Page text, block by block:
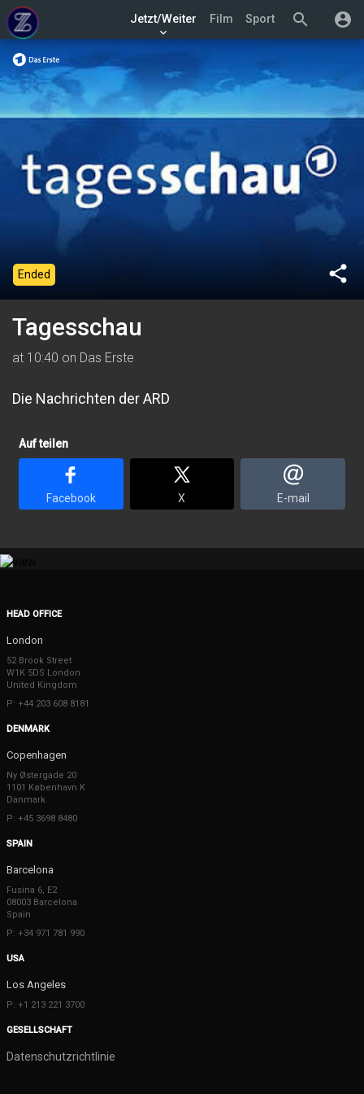
search account_circle
Jetzt/Weiter
keyboard_arrow_down
Film Sport
share
Ended
Tagesschau
at 10:40 on Das Erste
Die Nachrichten der ARD
Auf teilen
Facebook X E-mail
HEAD OFFICE
London
52 Brook Street
W1K 5DS London
United Kingdom
P: +44 203 608 8181
DENMARK
Copenhagen
Ny Østergade 20
1101 København K
Danmark
P: +45 3698 8480
SPAIN
Barcelona
Fusina 6, E2
08003 Barcelona
Spain
P: +34 971 781 990
USA
Los Angeles
P: +1 213 221 3700
GESELLSCHAFT
Datenschutzrichtlinie